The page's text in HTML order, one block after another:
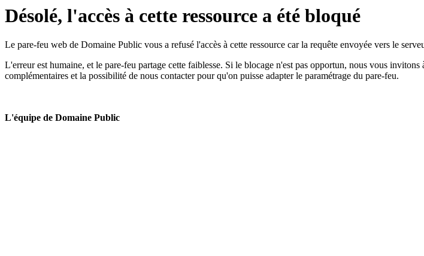
Désolé, l'accès à cette ressource a été bloqué
Le pare-feu web de Domaine Public vous a refusé l'accès à cette ressource car la requête envoyée vers le
L'erreur est humaine, et le pare-feu partage cette faiblesse. Si le blocage n'est pas opportun, nous vous invitons
complémentaires et la possibilité de nous contacter pour qu'on puisse adapter le paramétrage du pare-feu.
L'équipe de Domaine Public